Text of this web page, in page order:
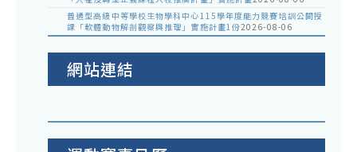
普通型高級中等學校生物學科中心115學年度能力競賽培訓公開授
課「軟體動物解剖觀察與推理」實施計畫1份2026-08-06
網站連結